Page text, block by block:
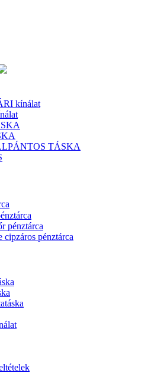
kínálat
TÁSKA
pénztárca
cipzáros pénztárca